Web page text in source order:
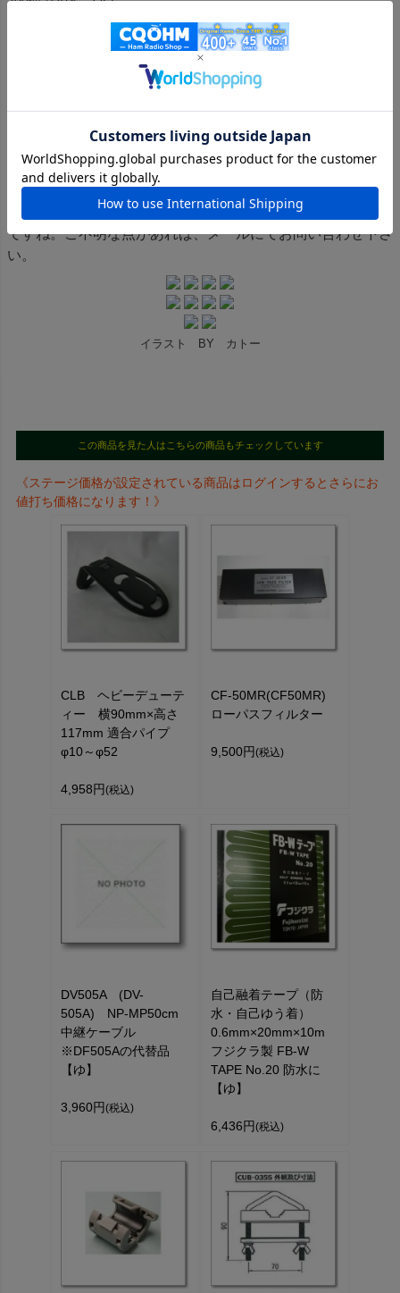
500個で25％ OFF
カートに入れると自動割引されます！
ゆうパケットの場合10個までです。
種類があります。Pはとんがっているオス側、Jは穴のあい
ているメス側を意味します。無線機側・オプション機器につ
いているのはJ、モービルアンテナはP、固定アンテナはJと
なっています。モービル用ケーブルは無線機側がPアンテナ
側がJ、固定用ケーブルセットは、無線機側Pアンテナ側もP
ですね。ご不明な点があれば、メールにてお問い合わせ下さ
い。
イラスト BY カトー
この商品を見た人はこちらの商品もチェックしています
《ステージ価格が設定されている商品はログインするとさらにお
値打ち価格になります！》
CLB ヘビーデューテ
ィー 横90mm×高さ
117mm 適合パイプ
φ10～φ52
4,958円 (税込)
CF-50MR(CF50MR)
ローパスフィルター
9,500円 (税込)
DV505A (DV-
505A) NP-MP50cm
中継ケーブル
※DF505Aの代替品
【ゆ】
3,960円 (税込)
自己融着テープ（防
水・自己ゆう着）
0.6mm×20mm×10m
フジクラ製 FB-W
TAPE No.20 防水に
【ゆ】
6,436円 (税込)